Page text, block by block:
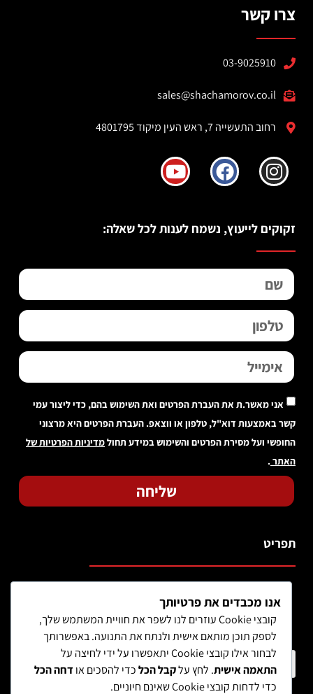
צרו קשר
03-9025910
sales@shachamorov.co.il
רחוב התעשייה 7, ראש העין מיקוד 4801795
זקוקים לייעוץ, נשמח לענות לכל שאלה:
אני מאשר.ת את העברת הפרטים ואת השימוש בהם, כדי ליצור עמי
קשר באמצעות דוא"ל, טלפון או ווצאפ. העברת הפרטים היא מרצוני
החופשי ועל מסירת הפרטים והשימוש במידע תחולמדיניות הפרטיות של
האתר.
שליחה
תפריט
חיפוש מוצר
אנו מכבדים את פרטיותך
קובצי Cookie עוזרים לנו לשפר את חוויית המשתמש שלך,
לספק תוכן מותאם אישית ולנתח את התנועה. באפשרותך
לבחור אילו קובצי Cookie יתאפשרו על ידי לחיצה על
התאמה אישית. לחץ עלקבל הכלכדי להסכים או דחה הכל
כדי לדחות קובצי Cookie שאינם חיוניים.